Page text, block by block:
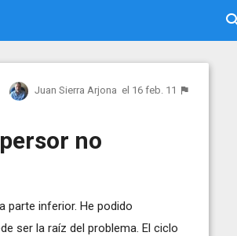
Juan Sierra Arjona el 16 feb. 11
no
parte inferior. He podido
ser la raíz del problema. El ciclo